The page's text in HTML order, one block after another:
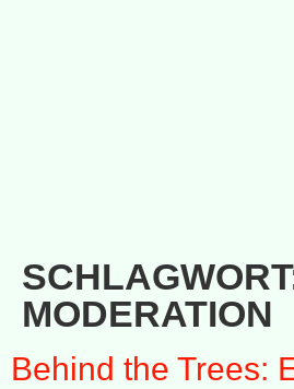
MODERATION
Behind the Trees: